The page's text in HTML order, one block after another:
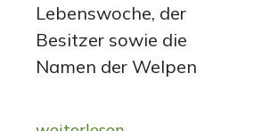
Lebenswoche, der
Besitzer sowie die
Namen der Welpen